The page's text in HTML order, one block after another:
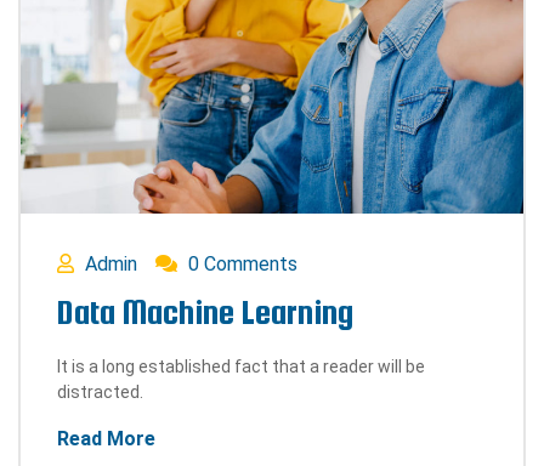
Admin 0 Comments
Data Machine Learning
It is a long established fact that a reader will be
distracted.
Read More